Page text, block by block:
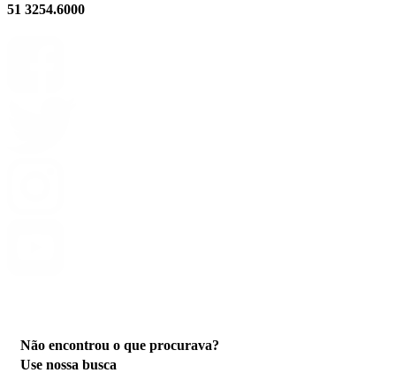
51 3254.6000
Não encontrou o que procurava?
Use nossa busca